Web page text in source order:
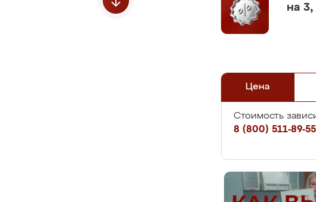
на
Цена
Стоимость
8 (800) 511-89-55